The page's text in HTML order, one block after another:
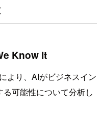
Know It
より、AIがビジネスイン
可能性について分析し